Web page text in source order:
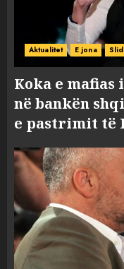
Aktualitet E jona
Koka e
në bankën
e pastrimit të